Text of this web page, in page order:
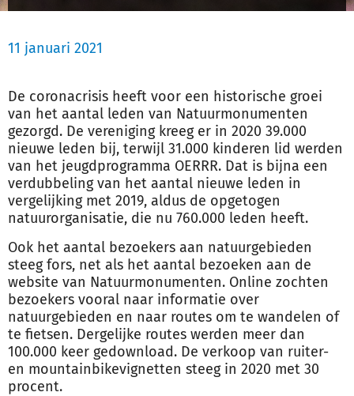
11 januari 2021
De coronacrisis heeft voor een historische groei
van het aantal leden van Natuurmonumenten
gezorgd. De vereniging kreeg er in 2020 39.000
nieuwe leden bij, terwijl 31.000 kinderen lid werden
van het jeugdprogramma OERRR. Dat is bijna een
verdubbeling van het aantal nieuwe leden in
vergelijking met 2019, aldus de opgetogen
natuurorganisatie, die nu 760.000 leden heeft.
Ook het aantal bezoekers aan natuurgebieden
steeg fors, net als het aantal bezoeken aan de
website van Natuurmonumenten. Online zochten
bezoekers vooral naar informatie over
natuurgebieden en naar routes om te wandelen of
te fietsen. Dergelijke routes werden meer dan
100.000 keer gedownload. De verkoop van ruiter-
en mountainbikevignetten steeg in 2020 met 30
procent.